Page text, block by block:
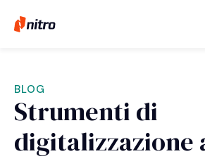
BLOG
Strumenti di
digitalizzazione